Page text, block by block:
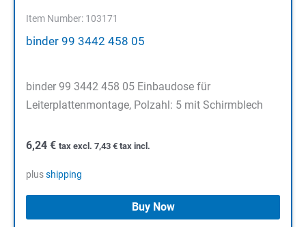
Item Number: 103171
binder 99 3442 458 05
binder 99 3442 458 05 Einbaudose für
Leiterplattenmontage, Polzahl: 5 mit Schirmblech
6,24 € tax excl. 7,43 € tax incl.
plusshipping
Buy Now